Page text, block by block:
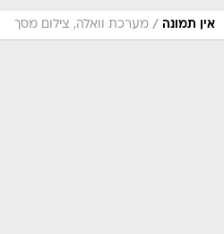
אין תמונה / מערכת וואלה, צילום מסך